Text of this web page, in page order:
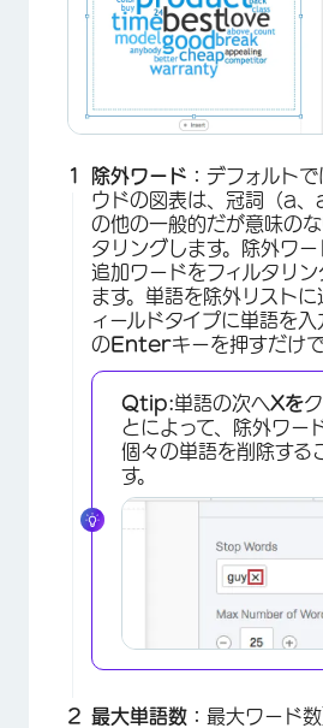
除外ワード： デフォルト
ウドの図表は、冠詞（a
の他の一般的だが意味の
タリングします。除外ワー
追加ワードをフィルタリン
ます。単語を除外リスト
ィールドタイプに単語を
のEnterキーを押すだけで
Qtip:単語の次へXを
とによって、除外ワー
個々の単語を削除する
す。
最大単語数： 最大ワード